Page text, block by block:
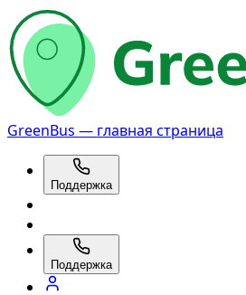
GreenBus — главная страница
Поддержка
Поддержка